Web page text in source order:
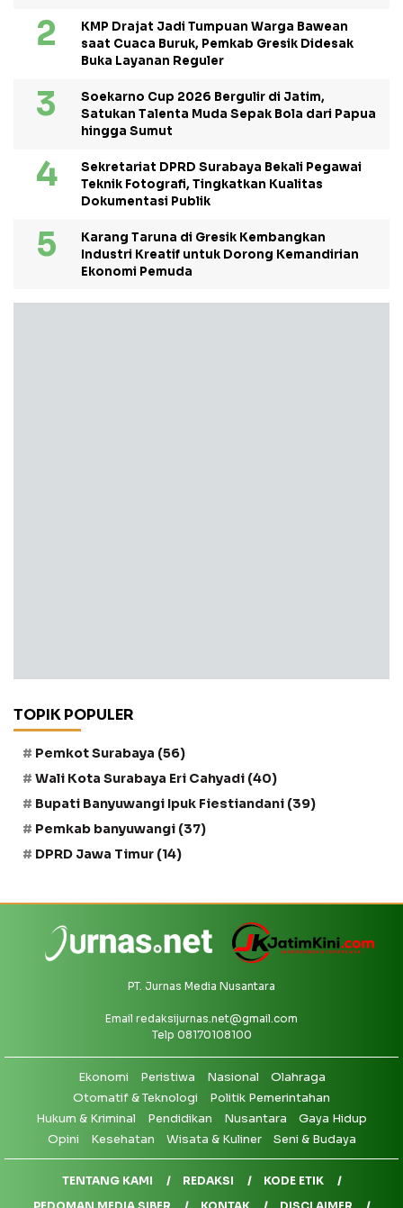
KMP Drajat Jadi Tumpuan Warga Bawean
saat Cuaca Buruk, Pemkab Gresik Didesak
Buka Layanan Reguler
Soekarno Cup 2026 Bergulir di Jatim,
Satukan Talenta Muda Sepak Bola dari Papua
hingga Sumut
Sekretariat DPRD Surabaya Bekali Pegawai
Teknik Fotografi, Tingkatkan Kualitas
Dokumentasi Publik
Karang Taruna di Gresik Kembangkan
Industri Kreatif untuk Dorong Kemandirian
Ekonomi Pemuda
TOPIK POPULER
Pemkot Surabaya (56)
Wali Kota Surabaya Eri Cahyadi (40)
Bupati Banyuwangi Ipuk Fiestiandani (39)
Pemkab banyuwangi (37)
DPRD Jawa Timur (14)
PT. Jurnas Media Nusantara
Email redaksijurnas.net@gmail.com
Telp 08170108100
Ekonomi Peristiwa Nasional
Olahraga
Otomatif & Teknologi
Politik Pemerintahan
Hukum & Kriminal
Pendidikan Nusantara
Gaya Hidup
Opini
Kesehatan Wisata & Kuliner Seni & Budaya
TENTANG KAMI REDAKSI
KODE ETIK